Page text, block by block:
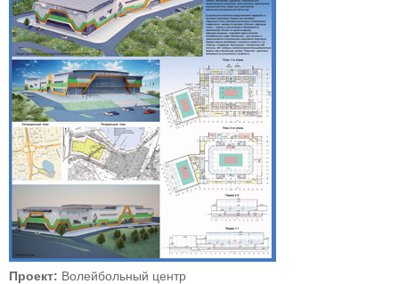
Проект: Волейбольный центр